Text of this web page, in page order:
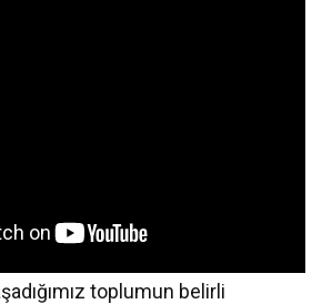
toplumun belirli